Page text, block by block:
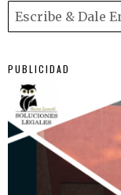
PUBLICIDAD